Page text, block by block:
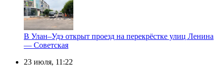
В Улан–Удэ открыт проезд на перекрёстке улиц Ленина
— Советская
23 июля, 11:22